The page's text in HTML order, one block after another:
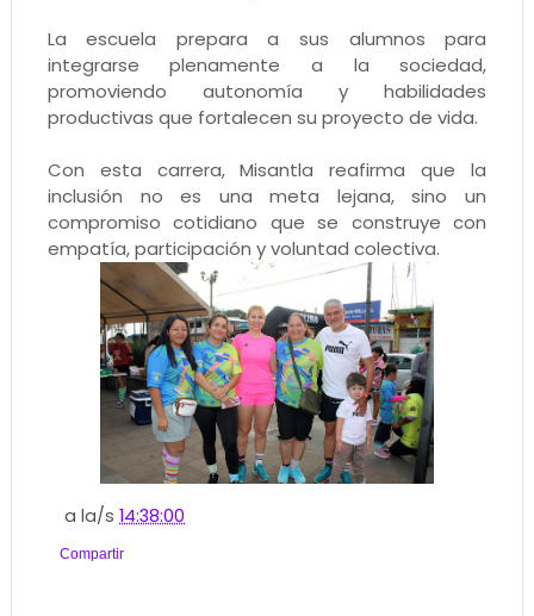
La escuela prepara a sus alumnos para
integrarse plenamente a la sociedad,
promoviendo autonomía y habilidades
productivas que fortalecen su proyecto de vida.
Con esta carrera, Misantla reafirma que la
inclusión no es una meta lejana, sino un
compromiso cotidiano que se construye con
empatía, participación y voluntad colectiva.
a la/s14:38:00
Compartir